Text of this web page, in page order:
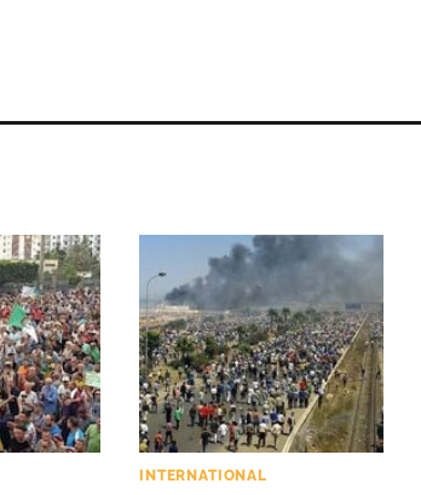
INTERNATIONAL